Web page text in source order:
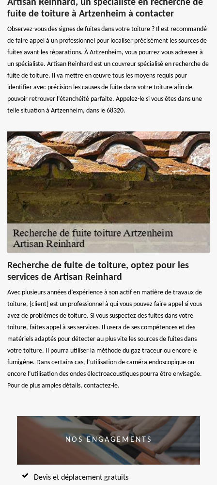
Artisan Reinhard, un spécialiste en recherche de
fuite de toiture à Artzenheim à contacter
Observez-vous des signes de fuites dans votre toiture ? Il est recommandé
de faire appel à un professionnel pour localiser précisément les sources de
fuites avant les réparations. À Artzenheim, vous pourrez vous adresser à
un spécialiste. Artisan Reinhard est un couvreur spécialisé en recherche de
fuite de toiture. Il va mettre en œuvre tous les moyens requis pour
identifier avec précision les causes de fuite dans votre toiture afin de
pouvoir retrouver l’étanchéité parfaite. Appelez-le si vous êtes dans une
telle situation à Artzenheim, dans le 68320.
Recherche de fuite de toiture, optez pour les
services de Artisan Reinhard
Avec plusieurs années d’expérience à son actif en matière de travaux de
toiture, {client] est un professionnel à qui vous pouvez faire appel si vous
avez de problèmes de toiture. Si vous suspectez des fuites dans votre
toiture, faites appel à ses services. Il usera de ses compétences et des
matériels adaptés pour détecter au plus vite les sources de fuites dans
votre toiture. Il pourra utiliser la méthode du gaz traceur ou encore le
fumigène. Dans certains cas, l’utilisation de caméra endoscopique ou
encore l’utilisation des ondes électroacoustiques pourra être envisagée.
Pour de plus amples détails, contactez-le.
NOS ENGAGEMENTS
Devis et déplacement gratuits